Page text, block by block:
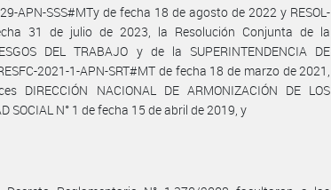
APN-SSS#MTy de fecha 18 de agosto de 2022 y RESOL-
31 de julio de 2023, la Resolución Conjunta de la
DEL TRABAJO y de la SUPERINTENDENCIA DE
2021-1-APN-SRT#MT de fecha 18 de marzo de 2021,
DIRECCIÓN NACIONAL DE ARMONIZACIÓN DE LOS
SOCIAL N° 1 de fecha 15 de abril de 2019, y